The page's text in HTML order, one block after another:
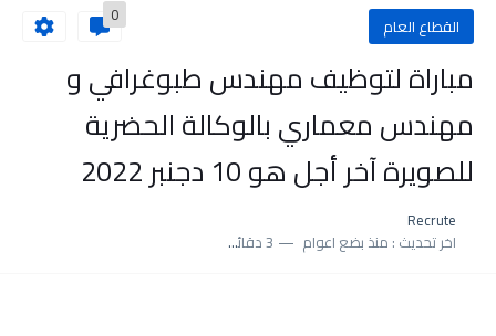
القطاع العام 0
مباراة لتوظيف مهندس طبوغرافي و
مهندس معماري بالوكالة الحضرية
للصويرة آخر أجل هو 10 دجنبر 2022
Recrute
اخر تحديث : منذ بضع اعوام 3 دقائق للقراءة